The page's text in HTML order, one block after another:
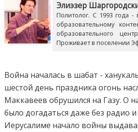
Элиэзер
Политолог. С 1993 года
образовательному
образовательного
Проживает в поселении
Война началась в шабат -
шестой день праздника огонь
Маккавеев обрушился на Газу. О
было догадаться даже без радио
Иерусалиме начало войны